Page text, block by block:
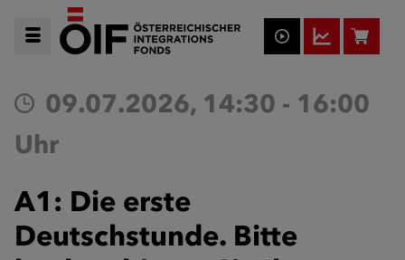
09.07.2026, 14:30 - 16:00
Uhr
A1: Die erste
Deutschstunde. Bitte